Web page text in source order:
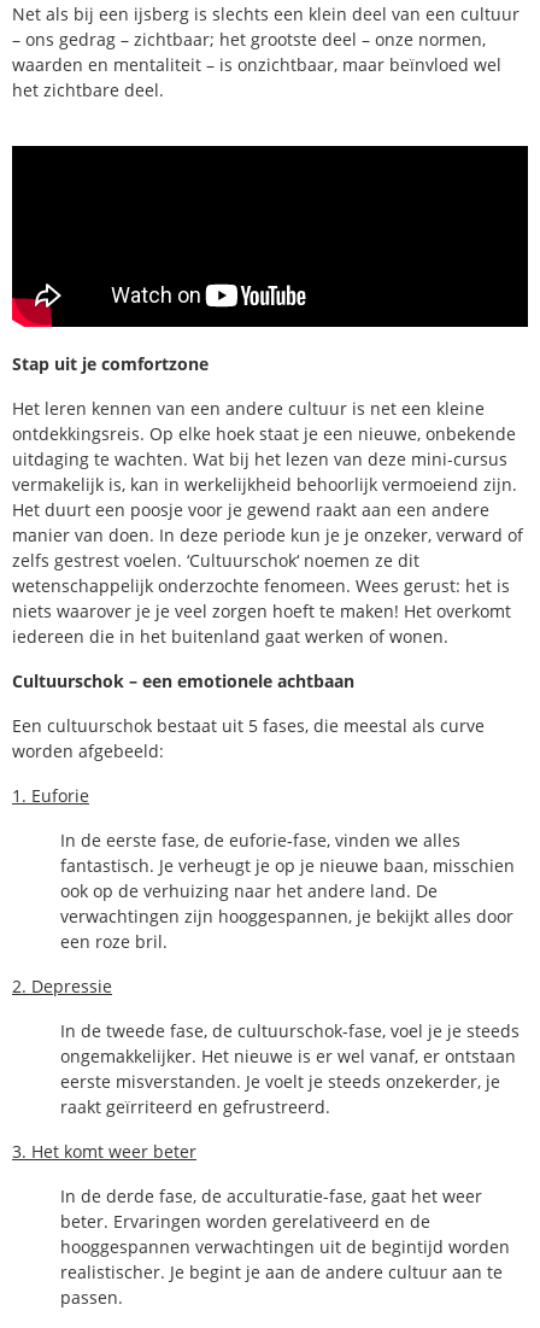
Net als bij een ijsberg is slechts een klein deel van een cultuur
– ons gedrag – zichtbaar; het grootste deel – onze normen,
waarden en mentaliteit – is onzichtbaar, maar beïnvloed wel
het zichtbare deel.
Stap uit je comfortzone
Het leren kennen van een andere cultuur is net een kleine
ontdekkingsreis. Op elke hoek staat je een nieuwe, onbekende
uitdaging te wachten. Wat bij het lezen van deze mini-cursus
vermakelijk is, kan in werkelijkheid behoorlijk vermoeiend zijn.
Het duurt een poosje voor je gewend raakt aan een andere
manier van doen. In deze periode kun je je onzeker, verward of
zelfs gestrest voelen. ‘Cultuurschok‘ noemen ze dit
wetenschappelijk onderzochte fenomeen. Wees gerust: het is
niets waarover je je veel zorgen hoeft te maken! Het overkomt
iedereen die in het buitenland gaat werken of wonen.
Cultuurschok – een emotionele achtbaan
Een cultuurschok bestaat uit 5 fases, die meestal als curve
worden afgebeeld:
1. Euforie
In de eerste fase, de euforie-fase, vinden we alles
fantastisch. Je verheugt je op je nieuwe baan, misschien
ook op de verhuizing naar het andere land. De
verwachtingen zijn hooggespannen, je bekijkt alles door
een roze bril.
2. Depressie
In de tweede fase, de cultuurschok-fase, voel je je steeds
ongemakkelijker. Het nieuwe is er wel vanaf, er ontstaan
eerste misverstanden. Je voelt je steeds onzekerder, je
raakt geïrriteerd en gefrustreerd.
3. Het komt weer beter
In de derde fase, de acculturatie-fase, gaat het weer
beter. Ervaringen worden gerelativeerd en de
hooggespannen verwachtingen uit de begintijd worden
realistischer. Je begint je aan de andere cultuur aan te
passen.